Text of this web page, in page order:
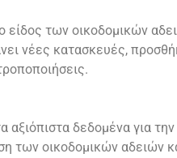
είδος των οικοδομικών
νέες κατασκευές,
δεδομένα για την
των οικοδομικών αδειών